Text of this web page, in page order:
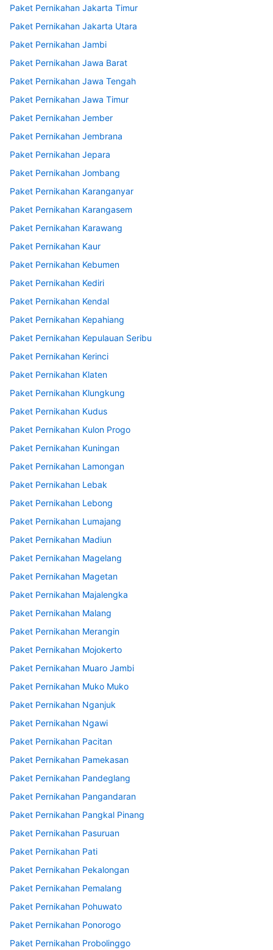
Paket Pernikahan Jakarta Timur
Paket Pernikahan Jakarta Utara
Paket Pernikahan Jambi
Paket Pernikahan Jawa Barat
Paket Pernikahan Jawa Tengah
Paket Pernikahan Jawa Timur
Paket Pernikahan Jember
Paket Pernikahan Jembrana
Paket Pernikahan Jepara
Paket Pernikahan Jombang
Paket Pernikahan Karanganyar
Paket Pernikahan Karangasem
Paket Pernikahan Karawang
Paket Pernikahan Kaur
Paket Pernikahan Kebumen
Paket Pernikahan Kediri
Paket Pernikahan Kendal
Paket Pernikahan Kepahiang
Paket Pernikahan Kepulauan Seribu
Paket Pernikahan Kerinci
Paket Pernikahan Klaten
Paket Pernikahan Klungkung
Paket Pernikahan Kudus
Paket Pernikahan Kulon Progo
Paket Pernikahan Kuningan
Paket Pernikahan Lamongan
Paket Pernikahan Lebak
Paket Pernikahan Lebong
Paket Pernikahan Lumajang
Paket Pernikahan Madiun
Paket Pernikahan Magelang
Paket Pernikahan Magetan
Paket Pernikahan Majalengka
Paket Pernikahan Malang
Paket Pernikahan Merangin
Paket Pernikahan Mojokerto
Paket Pernikahan Muaro Jambi
Paket Pernikahan Muko Muko
Paket Pernikahan Nganjuk
Paket Pernikahan Ngawi
Paket Pernikahan Pacitan
Paket Pernikahan Pamekasan
Paket Pernikahan Pandeglang
Paket Pernikahan Pangandaran
Paket Pernikahan Pangkal Pinang
Paket Pernikahan Pasuruan
Paket Pernikahan Pati
Paket Pernikahan Pekalongan
Paket Pernikahan Pemalang
Paket Pernikahan Pohuwato
Paket Pernikahan Ponorogo
Paket Pernikahan Probolinggo